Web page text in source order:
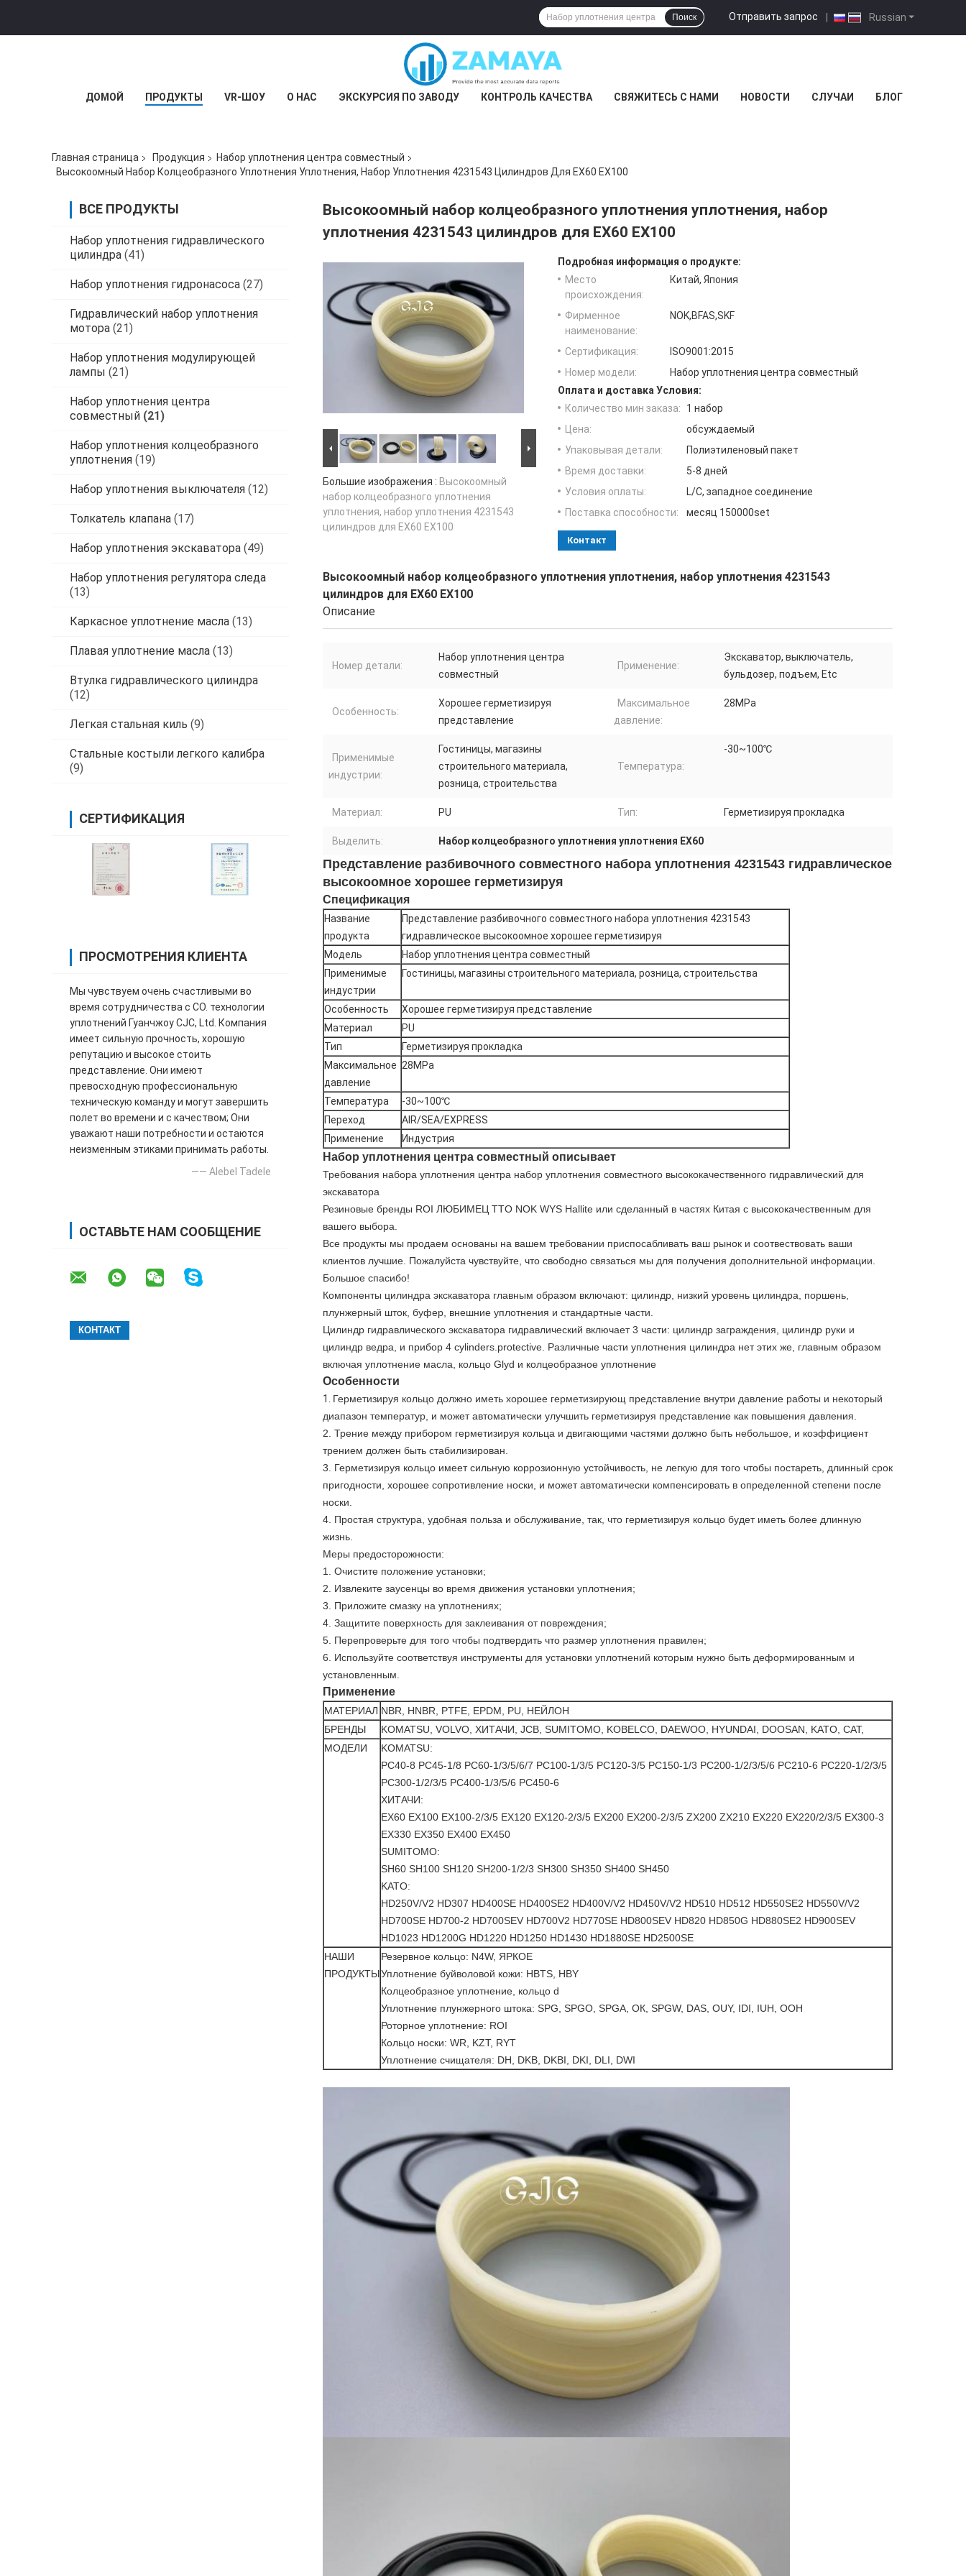
Russian
Отправить запрос |
Поиск
ДОМОЙ ПРОДУКТЫ VR-ШОУ О НАС ЭКСКУРСИЯ ПО ЗАВОДУ КОНТРОЛЬ КАЧЕСТВА СВЯЖИТЕСЬ С НАМИ НОВОСТИ СЛУЧАИ БЛОГ
Главная страница Продукция
Набор уплотнения центра совместный
Высокоомный Набор Колцеобразного Уплотнения Уплотнения, Набор Уплотнения 4231543 Цилиндров Для EX60 EX100
ВСЕ ПРОДУКТЫ
Набор уплотнения гидравлического
цилиндра (41)
Набор уплотнения гидронасоса (27)
Гидравлический набор уплотнения
мотора (21)
Набор уплотнения модулирующей
лампы (21)
Набор уплотнения центра
совместный (21)
Набор уплотнения колцеобразного
уплотнения (19)
Набор уплотнения выключателя (12)
Толкатель клапана (17)
Набор уплотнения экскаватора (49)
Набор уплотнения регулятора следа
(13)
Каркасное уплотнение масла (13)
Плавая уплотнение масла (13)
Втулка гидравлического цилиндра
(12)
Легкая стальная киль (9)
Стальные костыли легкого калибра
(9)
СЕРТИФИКАЦИЯ
ПРОСМОТРЕНИЯ КЛИЕНТА
Мы чувствуем очень счастливыми во
время сотрудничества с CO. технологии
уплотнений Гуанчжоу CJC, Ltd. Компания
имеет сильную прочность, хорошую
репутацию и высокое стоить
представление. Они имеют
превосходную профессиональную
техническую команду и могут завершить
полет во времени и с качеством; Они
уважают наши потребности и остаются
неизменным этиками принимать работы.
—— Alebel Tadele
ОСТАВЬТЕ НАМ СООБЩЕНИЕ
Высокоомный набор колцеобразного уплотнения уплотнения, набор
уплотнения 4231543 цилиндров для EX60 EX100
Большие изображения : Высокоомный
набор колцеобразного уплотнения
уплотнения, набор уплотнения 4231543
цилиндров для EX60 EX100
Подробная информация о продукте:
Место
происхождения:
Китай, Япония
Фирменное
наименование:
NOK,BFAS,SKF
Сертификация:
ISO9001:2015
Номер модели:
Набор уплотнения центра совместный
Оплата и доставка Условия:
Количество мин заказа:
1 набор
Цена:
обсуждаемый
Упаковывая детали:
Полиэтиленовый пакет
Время доставки:
5-8 дней
Условия оплаты:
L/C, западное соединение
Поставка способности:
месяц 150000set
Контакт
Высокоомный набор колцеобразного уплотнения уплотнения, набор уплотнения 4231543
цилиндров для EX60 EX100
Описание
Номер детали:
Набор уплотнения центра
совместный
Применение:
Экскаватор, выключатель,
бульдозер, подъем, Etc
Особенность:
Хорошее герметизируя
представление
Максимальное
давление:
28MPa
Применимые
индустрии:
Гостиницы, магазины
строительного материала,
розница, строительства
Температура:
-30~100℃
Материал: PU Тип: Герметизируя прокладка
Выделить: Набор колцеобразного уплотнения уплотнения EX60
Представление разбивочного совместного набора уплотнения 4231543 гидравлическое
высокоомное хорошее герметизируя
Спецификация
Название
продукта
Представление разбивочного совместного набора уплотнения 4231543
гидравлическое высокоомное хорошее герметизируя
Модель
Набор уплотнения центра совместный
Применимые
индустрии
Гостиницы, магазины строительного материала, розница, строительства
Особенность
Хорошее герметизируя представление
Материал
PU
Тип
Герметизируя прокладка
Максимальное
давление
28MPa
Температура
-30~100℃
Переход
AIR/SEA/EXPRESS
Применение
Индустрия
Набор уплотнения центра совместный описывает
Требования набора уплотнения центра набор уплотнения совместного высококачественного гидравлический для
экскаватора
Резиновые бренды ROI ЛЮБИМЕЦ TTO NOK WYS Hallite или сделанный в частях Китая с высококачественным для
вашего выбора.
Все продукты мы продаем основаны на вашем требовании приспосабливать ваш рынок и соотвествовать ваши
клиентов лучшие. Пожалуйста чувствуйте, что свободно связаться мы для получения дополнительной информации.
Большое спасибо!
Компоненты цилиндра экскаватора главным образом включают: цилиндр, низкий уровень цилиндра, поршень,
плунжерный шток, буфер, внешние уплотнения и стандартные части.
Цилиндр гидравлического экскаватора гидравлический включает 3 части: цилиндр заграждения, цилиндр руки и
цилиндр ведра, и прибор 4 cylinders.protective. Различные части уплотнения цилиндра нет этих же, главным образом
включая уплотнение масла, кольцо Glyd и колцеобразное уплотнение
Особенности
1. Герметизируя кольцо должно иметь хорошее герметизирующ представление внутри давление работы и некоторый
диапазон температур, и может автоматически улучшить герметизируя представление как повышения давления.
2. Трение между прибором герметизируя кольца и двигающими частями должно быть небольшое, и коэффициент
трением должен быть стабилизирован.
3. Герметизируя кольцо имеет сильную коррозионную устойчивость, не легкую для того чтобы постареть, длинный срок
пригодности, хорошее сопротивление носки, и может автоматически компенсировать в определенной степени после
носки.
4. Простая структура, удобная польза и обслуживание, так, что герметизируя кольцо будет иметь более длинную
жизнь.
Меры предосторожности:
1. Очистите положение установки;
2. Извлеките заусенцы во время движения установки уплотнения;
3. Приложите смазку на уплотнениях;
4. Защитите поверхность для заклеивания от повреждения;
5. Перепроверьте для того чтобы подтвердить что размер уплотнения правилен;
6. Используйте соответствуя инструменты для установки уплотнений которым нужно быть деформированным и
установленным.
Применение
МАТЕРИАЛ NBR, HNBR, PTFE, EPDM, PU, НЕЙЛОН
БРЕНДЫ
KOMATSU, VOLVO, ХИТАЧИ, JCB, SUMITOMO, KOBELCO, DAEWOO, HYUNDAI, DOOSAN, KATO, CAT,
МОДЕЛИ
KOMATSU:
PC40-8 PC45-1/8 PC60-1/3/5/6/7 PC100-1/3/5 PC120-3/5 PC150-1/3 PC200-1/2/3/5/6 PC210-6 PC220-1/2/3/5
PC300-1/2/3/5 PC400-1/3/5/6 PC450-6
ХИТАЧИ:
EX60 EX100 EX100-2/3/5 EX120 EX120-2/3/5 EX200 EX200-2/3/5 ZX200 ZX210 EX220 EX220/2/3/5 EX300-3
EX330 EX350 EX400 EX450
SUMITOMO:
SH60 SH100 SH120 SH200-1/2/3 SH300 SH350 SH400 SH450
KATO:
HD250V/V2 HD307 HD400SE HD400SE2 HD400V/V2 HD450V/V2 HD510 HD512 HD550SE2 HD550V/V2
HD700SE HD700-2 HD700SEV HD700V2 HD770SE HD800SEV HD820 HD850G HD880SE2 HD900SEV
HD1023 HD1200G HD1220 HD1250 HD1430 HD1880SE HD2500SE
НАШИ
ПРОДУКТЫ
Резервное кольцо: N4W, ЯРКОЕ
Уплотнение буйволовой кожи: HBTS, HBY
Колцеобразное уплотнение, кольцо d
Уплотнение плунжерного штока: SPG, SPGO, SPGA, ОК, SPGW, DAS, OUY, IDI, IUH, ООН
Роторное уплотнение: ROI
Кольцо носки: WR, KZT, RYT
Уплотнение счищателя: DH, DKB, DKBI, DKI, DLI, DWI